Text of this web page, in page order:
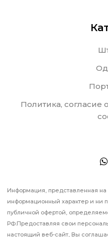
Политика, согласие
Информация, представленная
информационный характер и ни
публичной офертой,
РФ.Предоставляя свои
настоящий веб-сайт, Вы